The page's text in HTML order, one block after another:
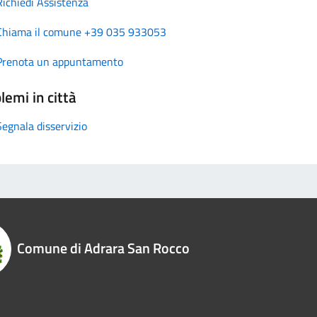
il comune +39 035 933053
un appuntamento
in città
disservizio
Comune di Adrara San Rocco